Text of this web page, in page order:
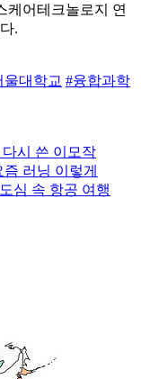
케어테크놀로지 연
.
울대학교 #융합과학
시 쓴 이모작
러닝 이렇게
심 속 항공 여행